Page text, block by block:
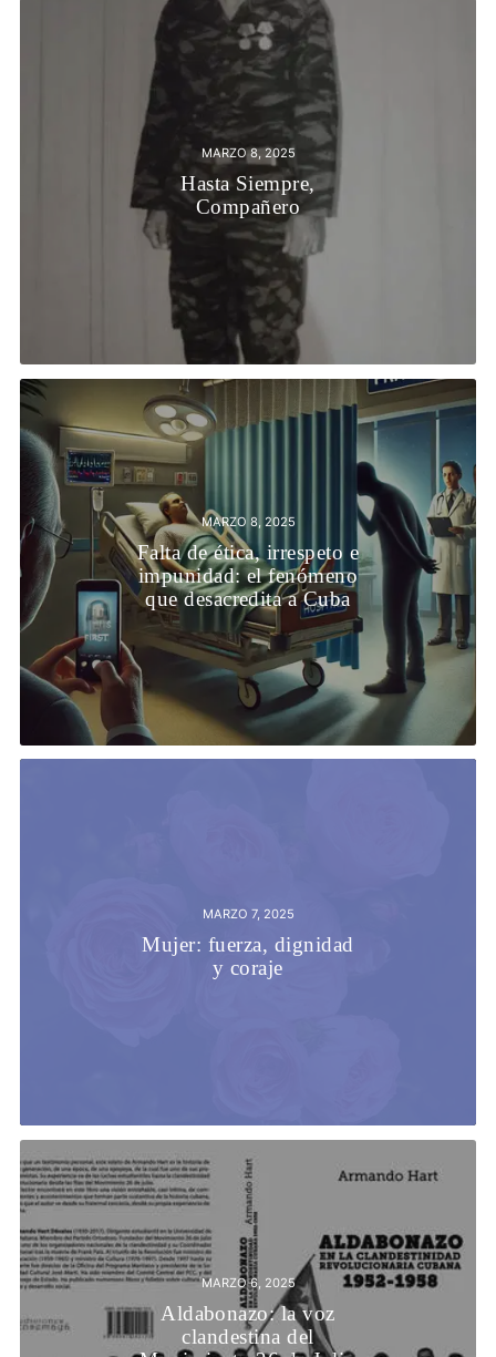
MARZO 8, 2025
Hasta Siempre,
Compañero
MARZO 8, 2025
Falta de ética, irrespeto e
impunidad: el fenómeno
que desacredita a Cuba
MARZO 7, 2025
Mujer: fuerza, dignidad
y coraje
MARZO 6, 2025
Aldabonazo: la voz
clandestina del